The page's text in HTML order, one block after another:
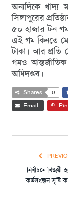
অন্যদিকে খাদ্য
সিঙ্গাপুরের
৫০ হাজার টন গম
এই গম কিনতে
টাকা। আর
গমও
অধিদপ্তর।
Shares 0
Email
Pin
নির্বাচনে
কর্মসংস্থান